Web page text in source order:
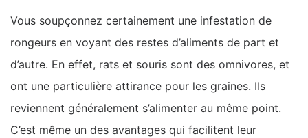
Vous soupçonnez certainement une infestation de
rongeurs en voyant des restes d’aliments de part et
d’autre. En effet, rats et souris sont des omnivores, et
ont une particulière attirance pour les graines. Ils
reviennent généralement s’alimenter au même point.
C’est même un des avantages qui facilitent leur